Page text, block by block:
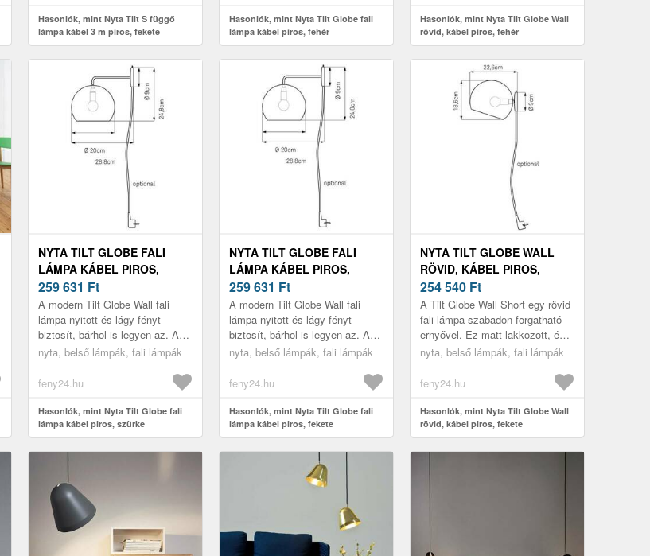
Hasonlók, mint Nyta Tilt S függő
lámpa kábel 3 m piros, fekete
Hasonlók, mint Nyta Tilt Globe fali
lámpa kábel piros, fehér
Hasonlók, mint Nyta Tilt Globe Wall
rövid, kábel piros, fehér
NYTA TILT GLOBE FALI
LÁMPA KÁBEL PIROS,
SZÜRKE
259 631 Ft
A modern Tilt Globe Wall fali
lámpa nyitott és lágy fényt
biztosít, bárhol is legyen az. Az
árnyékoló a hosszú nyíláson
nyta, belső lámpák, fali lámpák
feny24.hu
Hasonlók, mint Nyta Tilt Globe fali
lámpa kábel piros, szürke
NYTA TILT GLOBE FALI
LÁMPA KÁBEL PIROS,
FEKETE
259 631 Ft
A modern Tilt Globe Wall fali
lámpa nyitott és lágy fényt
biztosít, bárhol is legyen az. Az
árnyékoló a hosszú nyíláson
nyta, belső lámpák, fali lámpák
feny24.hu
Hasonlók, mint Nyta Tilt Globe fali
lámpa kábel piros, fekete
NYTA TILT GLOBE WALL
RÖVID, KÁBEL PIROS,
FEKETE
254 540 Ft
A Tilt Globe Wall Short egy rövid
fali lámpa szabadon forgatható
ernyővel. Ez matt lakkozott, és
modern megjelenést biztosít
nyta, belső lámpák, fali lámpák
feny24.hu
Hasonlók, mint Nyta Tilt Globe Wall
rövid, kábel piros, fekete